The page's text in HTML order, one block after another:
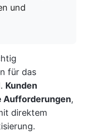
und
für das
Kunden
Aufforderungen,
direktem